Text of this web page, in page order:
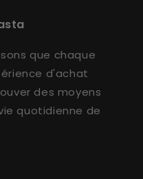
que chaque
d'achat
des moyens
quotidienne de